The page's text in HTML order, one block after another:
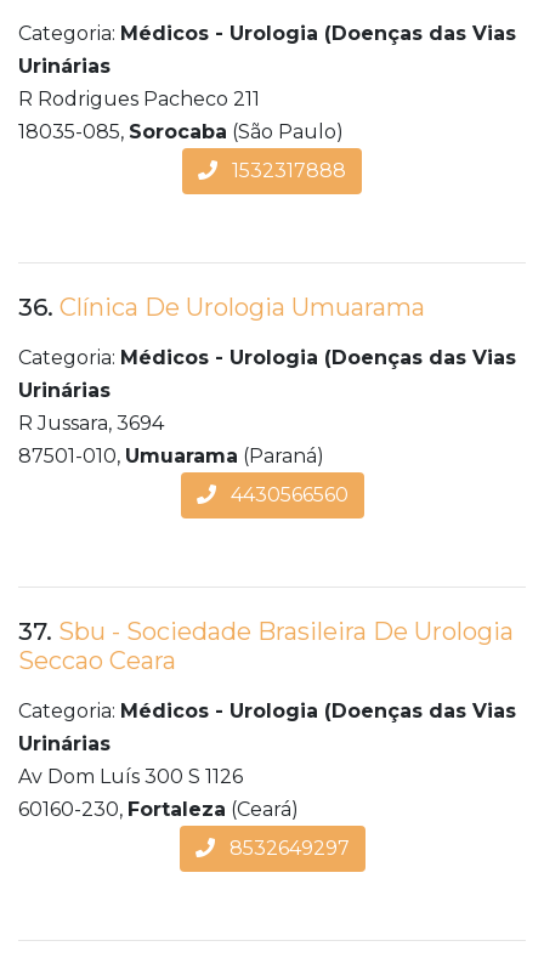
Categoria: Médicos - Urologia (Doenças das Vias
Urinárias
R Rodrigues Pacheco 211
18035-085, Sorocaba (São Paulo)
1532317888
36. Clínica De Urologia Umuarama
Categoria: Médicos - Urologia (Doenças das Vias
Urinárias
R Jussara, 3694
87501-010, Umuarama (Paraná)
4430566560
37. Sbu - Sociedade Brasileira De Urologia
Seccao Ceara
Categoria: Médicos - Urologia (Doenças das Vias
Urinárias
Av Dom Luís 300 S 1126
60160-230, Fortaleza (Ceará)
8532649297